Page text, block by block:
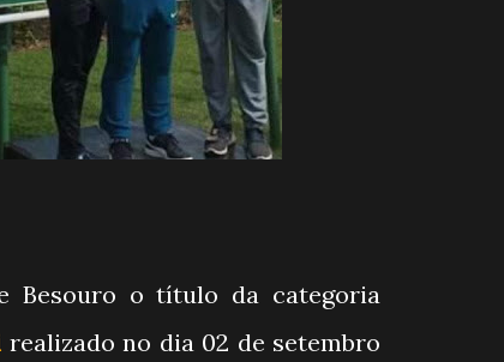
o título da categoria
realizado no dia 02 de setembro